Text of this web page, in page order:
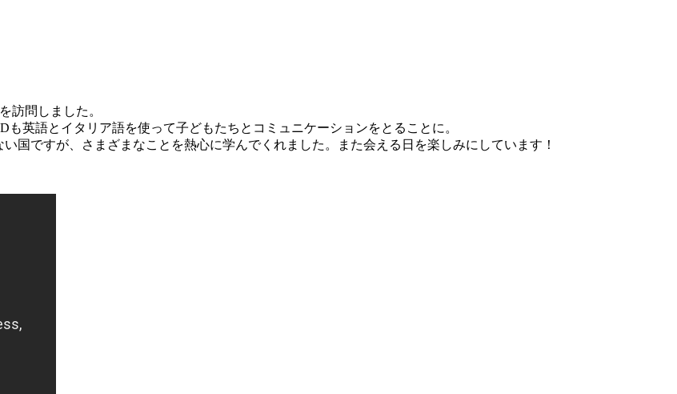
訪問しました。
英語とイタリア語を使って子どもたちとコミュニケーションをとることに。
国ですが、さまざまなことを熱心に学んでくれました。また会える日を楽しみにしています！